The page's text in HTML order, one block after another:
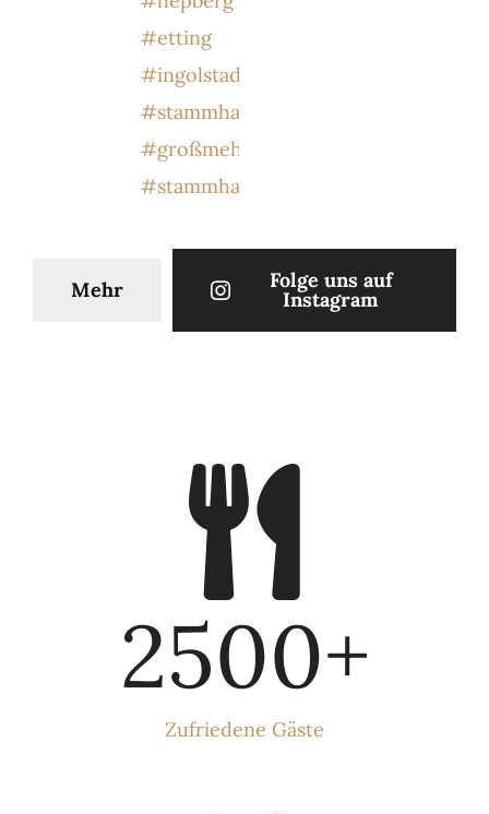
Mehr Folge uns auf
Instagram
2500+
Zufriedene Gäste